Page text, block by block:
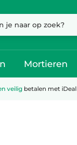
Mortieren
veiligbetalen met iDeal